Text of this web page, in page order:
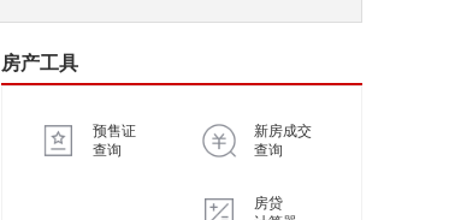
房产工具
预售证
查询
新房成交
查询
房贷